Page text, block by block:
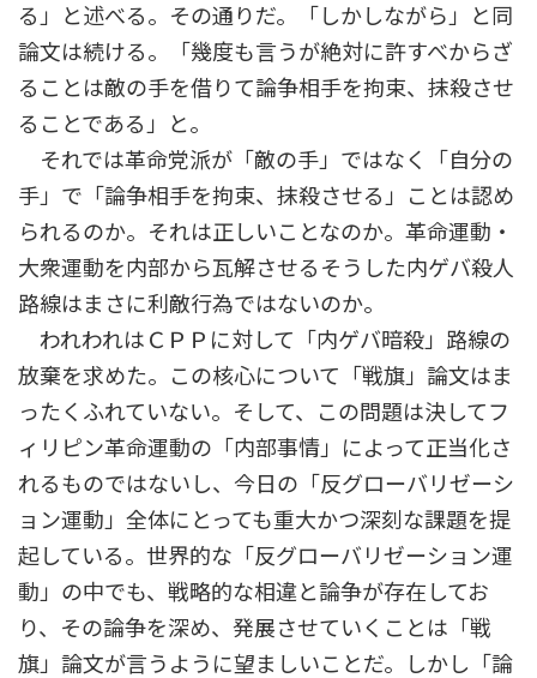
る」と述べる。その通りだ。「しかしながら」と同
論文は続ける。「幾度も言うが絶対に許すべからざ
ることは敵の手を借りて論争相手を拘束、抹殺させ
ることである」と。
それでは革命党派が「敵の手」ではなく「自分の
手」で「論争相手を拘束、抹殺させる」ことは認め
られるのか。それは正しいことなのか。革命運動・
大衆運動を内部から瓦解させるそうした内ゲバ殺人
路線はまさに利敵行為ではないのか。
われわれはＣＰＰに対して「内ゲバ暗殺」路線の
放棄を求めた。この核心について「戦旗」論文はま
ったくふれていない。そして、この問題は決してフ
ィリピン革命運動の「内部事情」によって正当化さ
れるものではないし、今日の「反グローバリゼーシ
ョン運動」全体にとっても重大かつ深刻な課題を提
起している。世界的な「反グローバリゼーション運
動」の中でも、戦略的な相違と論争が存在してお
り、その論争を深め、発展させていくことは「戦
旗」論文が言うように望ましいことだ。しかし「論